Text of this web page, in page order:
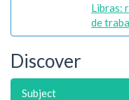
Libras:
de
Discover
Subject